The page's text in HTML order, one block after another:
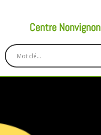
Centre Nonvignon